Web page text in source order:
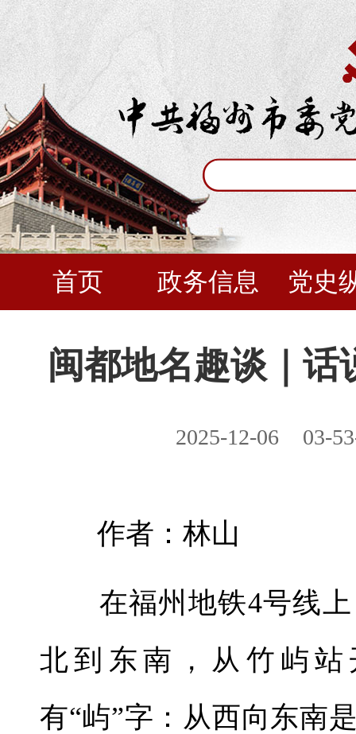
首页 政务信息 党史
闽都地名趣谈｜话
2025-12-06 03-
作者：林山
在福州地铁4号线上
北到东南，从竹屿
有“屿”字：从西向东南